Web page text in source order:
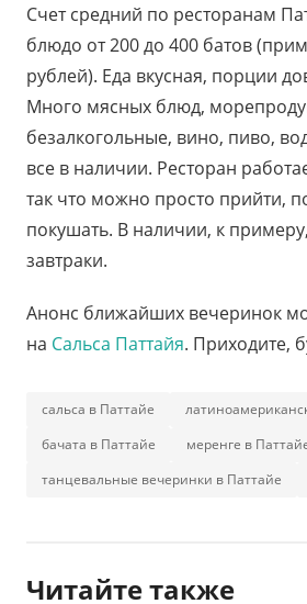
Счет средний по ресторанам
блюдо от 200 до 400 батов
рублей). Еда вкусная, порции
Много мясных блюд,
безалкогольные, вино, пиво,
все в наличии. Ресторан
так что можно просто прийти,
покушать. В наличии, к
завтраки.
Анонс ближайших вечеринок
на Сальса Паттайя. Приходите,
сальса в Паттайе
бачата в Паттайе
меренге в
танцевальные вечеринки в Паттайе
Читайте также